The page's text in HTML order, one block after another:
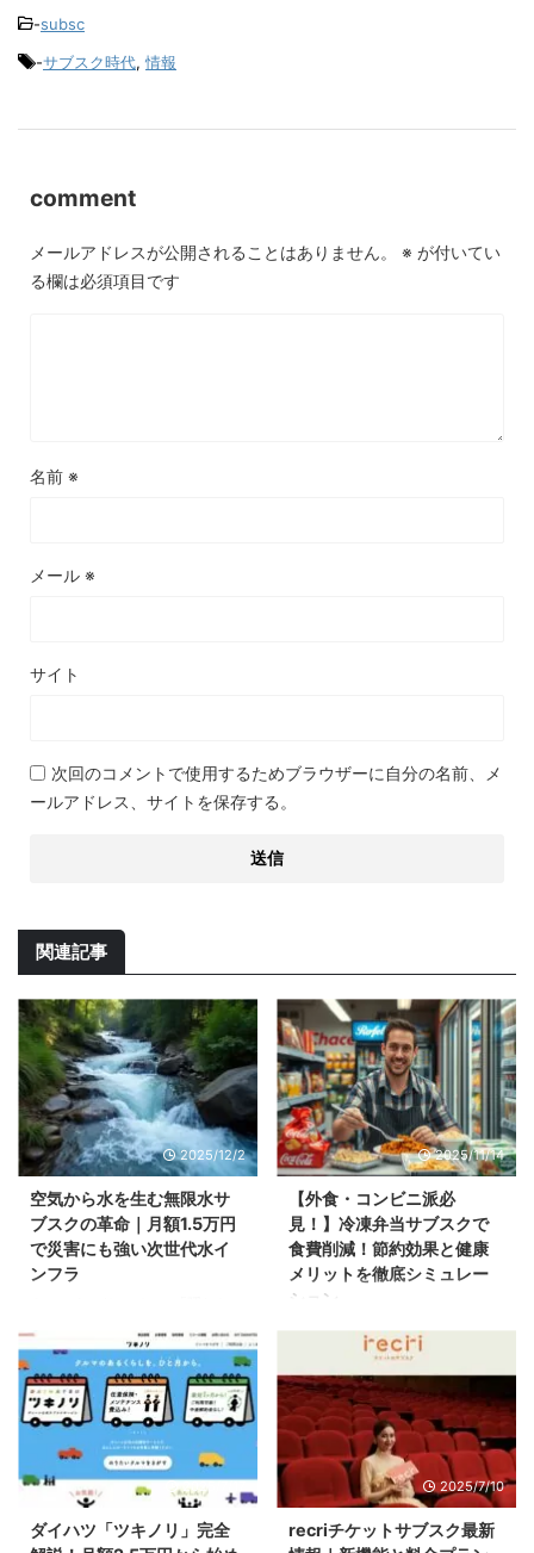
-subsc
-サブスク時代, 情報
comment
メールアドレスが公開されることはありません。 ※ が付いてい
る欄は必須項目です
名前 ※
メール ※
サイト
次回のコメントで使用するためブラウザーに自分の名前、メ
ールアドレス、サイトを保存する。
関連記事
2025/12/2
空気から水を生む無限水サ
ブスクの革命｜月額1.5万円
で災害にも強い次世代水イ
ンフラ
ぎる あなたは今、ウォーターサ
ーバーに毎月いくら払っているで
しょうか。 ボトル2本で約4000
円、レンタル料に500円、配送料
が別途かかって...と計算していく
と、年間5万円以上の出費になっ
ている家庭も少なくありません。
無限水がすぐ気になる方はこちら
日本の宅配水市場の現状 項目デ
2025/11/14
【外食・コンビニ派必
見！】冷凍弁当サブスクで
食費削減！節約効果と健康
メリットを徹底シミュレー
ション
「今日も結局コンビニ弁当か…」
そんなため息をつきながら、レジ
で700円を支払う。 仕事帰りに
は疲れて外食、気づけば1,000円
以上。 こんな日々を繰り返して
いませんか？ 実は、多くの一人
暮らしのビジネスパーソンが同じ
ような状況に陥っています。 総
務省の家計調査によると、単身世
帯の食費は月平均約43,000円。
2025/7/17
ダイハツ「ツキノリ」完全
2025/7/10
recriチケットサブスク最新